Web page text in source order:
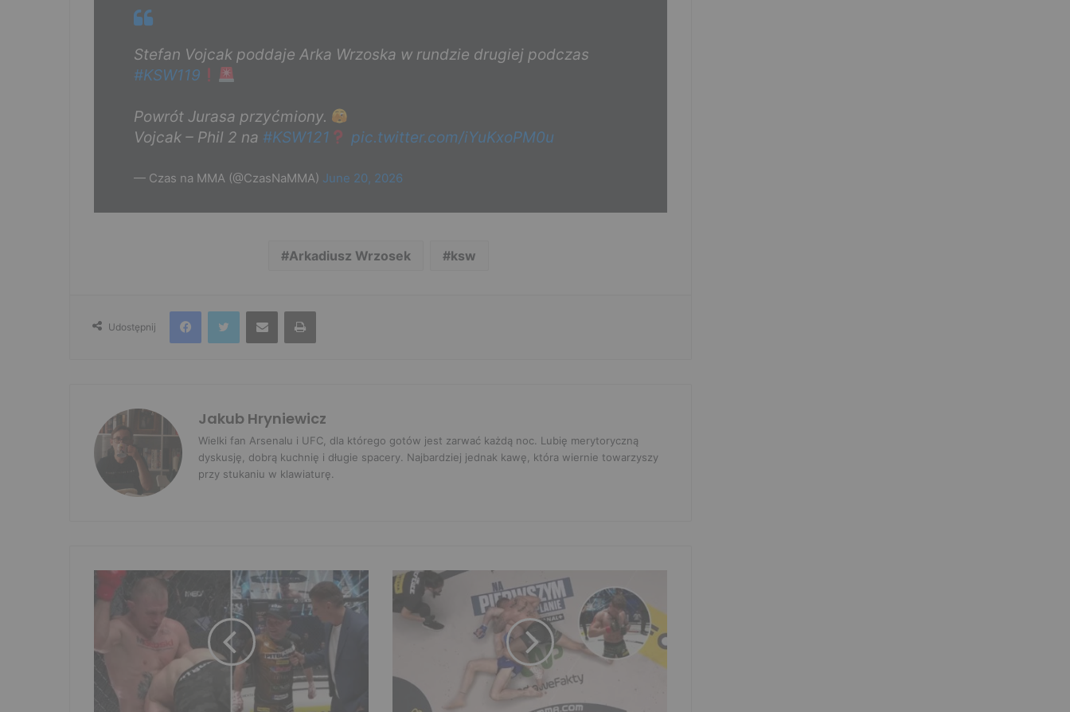
Stefan Vojcak poddaje Arka Wrzoska w rundzie drugiej podczas
#KSW119
Powrót Jurasa przyćmiony.
Vojcak – Phil 2 na #KSW121 pic.twitter.com/iYuKxoPM0u
— Czas na MMA (@CzasNaMMA) June 20, 2026
Arkadiusz Wrzosek ksw
Udostępnij
FacebookTwitter Udostępnij przez e-mail Drukuj
Jakub Hryniewicz
Wielki fan Arsenalu i UFC, dla którego gotów jest zarwać każdą noc. Lubię merytoryczną
dyskusję, dobrą kuchnię i długie spacery. Najbardziej jednak kawę, która wiernie towarzyszy
przy stukaniu w klawiaturę.